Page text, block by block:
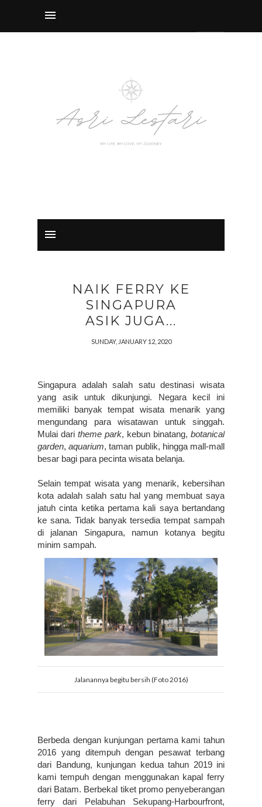
NAIK FERRY KE
SINGAPURA
ASIK JUGA...
SUNDAY, JANUARY 12, 2020
Singapura adalah salah satu destinasi wisata
yang asik untuk dikunjungi. Negara kecil ini
memiliki banyak tempat wisata menarik yang
mengundang para wisatawan untuk singgah.
Mulai dari theme park, kebun binatang, botanical
garden, aquarium, taman publik, hingga mall-mall
besar bagi para pecinta wisata belanja.
Selain tempat wisata yang menarik, kebersihan
kota adalah salah satu hal yang membuat saya
jatuh cinta ketika pertama kali saya bertandang
ke sana. Tidak banyak tersedia tempat sampah
di jalanan Singapura, namun kotanya begitu
minim sampah.
Jalanannya begitu bersih (Foto 2016)
Berbeda dengan kunjungan pertama kami tahun
2016 yang ditempuh dengan pesawat terbang
dari Bandung, kunjungan kedua tahun 2019 ini
kami tempuh dengan menggunakan kapal ferry
dari Batam. Berbekal tiket promo penyeberangan
ferry dari Pelabuhan Sekupang-Harbourfront,